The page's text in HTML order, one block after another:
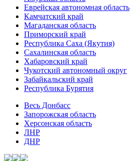
Еврейская автономная область
Камчатский край
Магаданская область
Приморский край
Республика Саха (Якутия)
Сахалинская область
Хабаровский край
Чукотский автономный округ
Забайкальский край
Республика Бурятия
Весь Донбасс
Запорожская область
Херсонская область
ЛНР
ДНР